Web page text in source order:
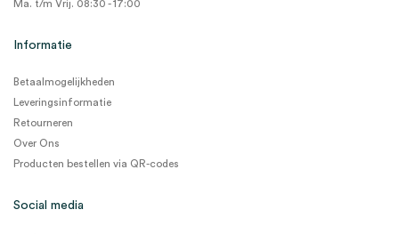
Ma. t/m Vrij. 08:30 - 17:00
Informatie
Betaalmogelijkheden
Leveringsinformatie
Retourneren
Over Ons
Producten bestellen via QR-codes
Social media